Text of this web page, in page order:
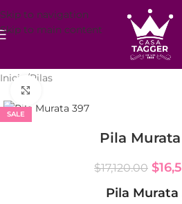
Skip to navigation
Skip to main content
Inicio /Pilas
SALE
Pila
$17,120.00 $
Pila Murata